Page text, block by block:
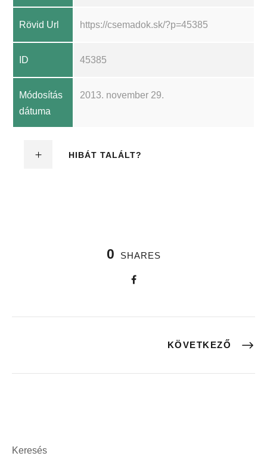
Rövid Url https://csemadok.sk/?p=45385
ID 45385
Módosítás
dátuma
2013. november 29.
HIBÁT TALÁLT?
0 SHARES
KÖVETKEZŐ
Keresés